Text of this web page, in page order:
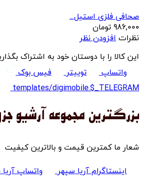
صحافی فلزی استیل...
986,000 تومان
نظرات افزودن نظر
این کالا را با دوستان خود به اشتراک
واتساپ
توییتر
فیس بوک
templates/digimobile.$_TELEGRAM
شعار ما کمترین قیمت و بالاترین کیفیت
اینستاگرام آریا سپهر واتساپ